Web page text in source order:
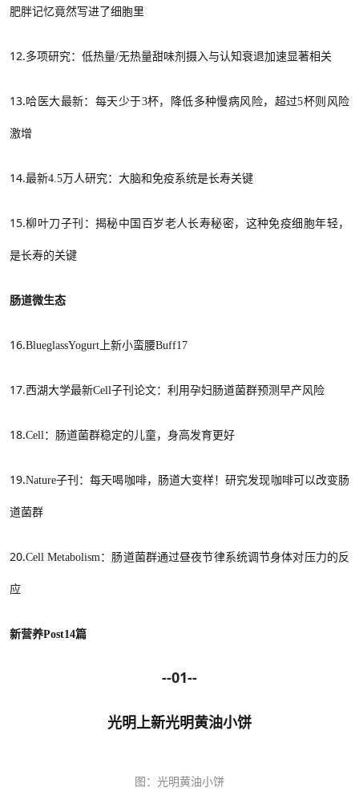
肥胖记忆竟然写进了细胞里
12.多项研究：低热量/无热量甜味剂摄入与认知衰退加速显著相关
13.哈医大最新：每天少于3杯，降低多种慢病风险，超过5杯则风险
激增
14.最新4.5万人研究：大脑和免疫系统是长寿关键
15.柳叶刀子刊：揭秘中国百岁老人长寿秘密，这种免疫细胞年轻，
是长寿的关键
肠道微生态
16.BlueglassYogurt上新小蛮腰Buff17
17.西湖大学最新Cell子刊论文：利用孕妇肠道菌群预测早产风险
18.Cell：肠道菌群稳定的儿童，身高发育更好
19.Nature子刊 ：每天喝咖啡，肠道大变样！研究发现咖啡可以改变肠
道菌群
20.Cell Metabolism：肠道菌群通过昼夜节律系统调节身体对压力的反
应
新营养Post14篇
--01--
光明上新光明黄油小饼
图：光明黄油小饼